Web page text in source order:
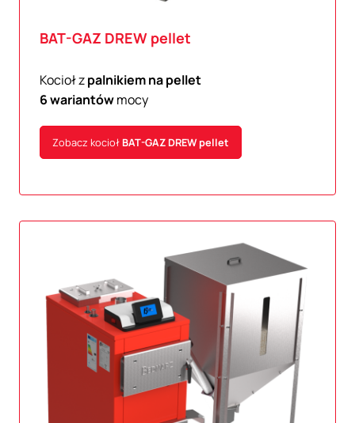
BAT-GAZ DREW pellet
Kocioł zpalnikiem na pellet
6 wariantówmocy
Zobacz kociołBAT-GAZDREW pellet